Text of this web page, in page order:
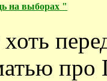
на выборах "
про